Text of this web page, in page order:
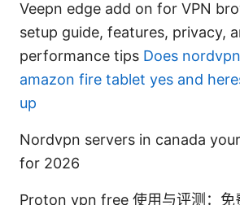
Veepn edge add on for VPN
setup guide, features, privacy,
performance tips Does
amazon fire tablet yes and
up
Nordvpn servers in canada
for 2026
Proton vpn free 使用与评测：免